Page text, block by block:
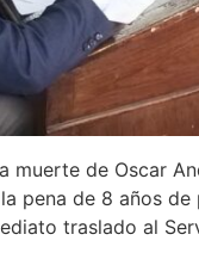
muerte de Oscar
pena de 8 años
traslado al